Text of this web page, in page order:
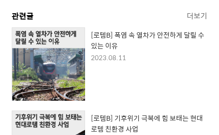
관련글 더보기
[로템B] 폭염 속 열차가 안전하게 달릴 수
있는 이유
2023.08.11
[로템B] 기후위기 극복에 힘 보태는 현대
로템 친환경 사업